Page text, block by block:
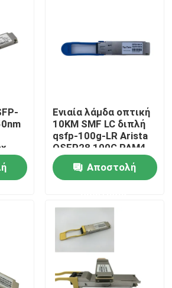
με
800G
Ενιαία λάμδα οπτική
10KM SMF LC διπλή
qsfp-100g-LR Arista
QSFP28 100G PAM4
Αποστολή